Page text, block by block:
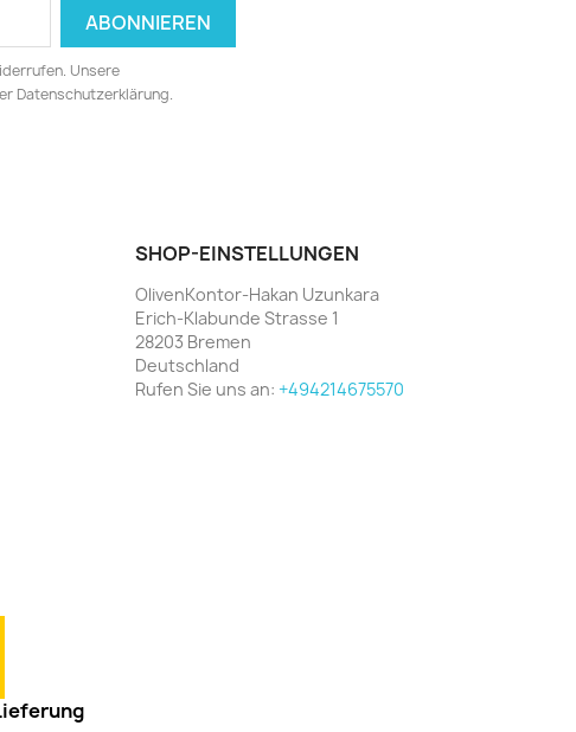
Unsere
Datenschutzerklärung.
SHOP-EINSTELLUNGEN
OlivenKontor-Hakan Uzunkara
Erich-Klabunde Strasse 1
28203 Bremen
Deutschland
Rufen Sie uns an: +494214675570